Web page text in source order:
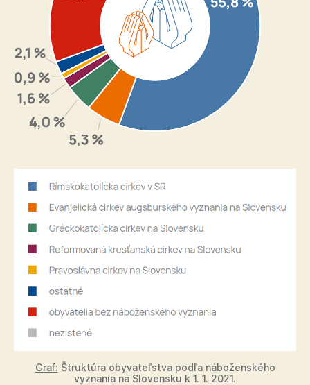
Graf: Štruktúra obyvateľstva podľa náboženského
vyznania na Slovensku k 1. 1. 2021.